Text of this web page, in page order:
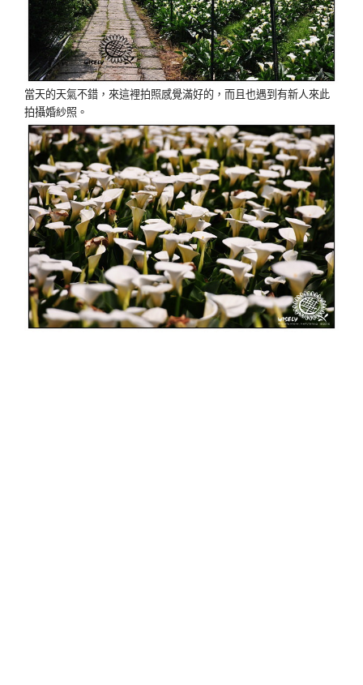
當天的天氣不錯，來這裡拍照感覺滿好的，而且也遇到有新人來此
拍攝婚紗照。